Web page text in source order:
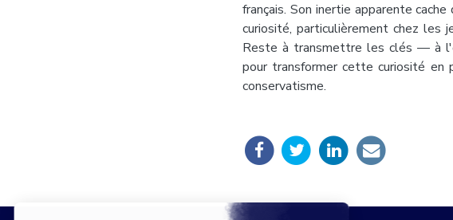
français. Son inertie apparente
curiosité, particulièrement chez les
Reste à transmettre les clés — à
pour transformer cette curiosité en
conservatisme.